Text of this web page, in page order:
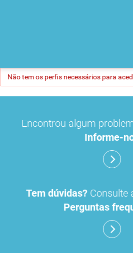
Não tem os perfis necessários para
Encontrou algum
Informe-
Tem dúvidas? Consulte
Perguntas